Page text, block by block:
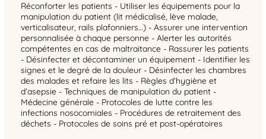
Réconforter les patients - Utiliser les équipements pour la
manipulation du patient (lit médicalisé, lève malade,
verticalisateur, rails plafonniers…) - Assurer une intervention
personnalisée à chaque personne - Alerter les autorités
compétentes en cas de maltraitance - Rassurer les patients
- Désinfecter et décontaminer un équipement - Identifier les
signes et le degré de la douleur - Désinfecter les chambres
des malades et refaire les lits - Règles d’hygiène et
d’asepsie - Techniques de manipulation du patient -
Médecine générale - Protocoles de lutte contre les
infections nosocomiales - Procédures de retraitement des
déchets - Protocoles de soins pré et post-opératoires